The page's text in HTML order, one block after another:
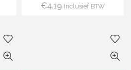
€4.19 Inclusief BTW